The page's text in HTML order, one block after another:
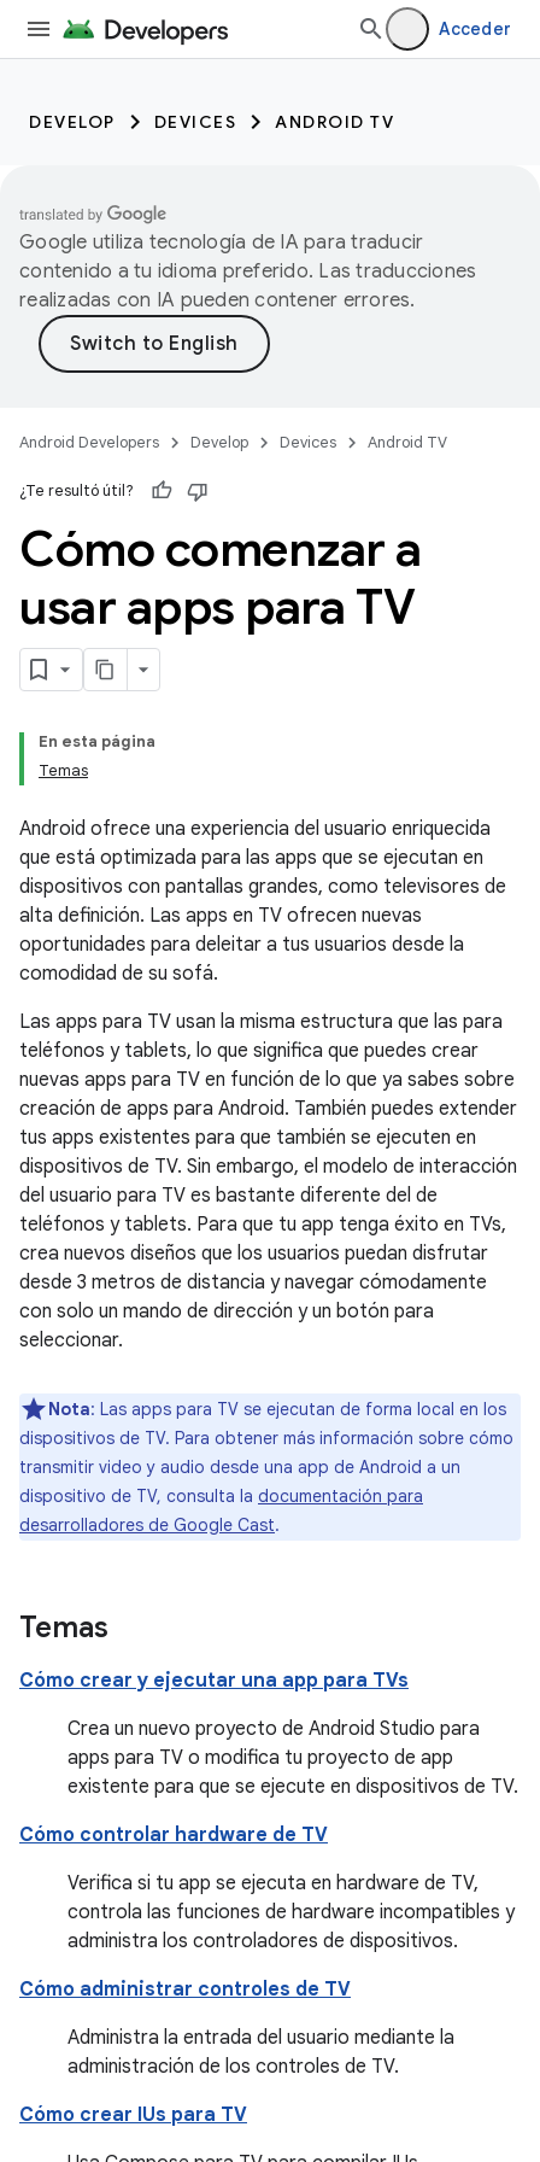
Acceder
DEVELOP DEVICES ANDROID TV
Google utiliza tecnología de IA para traducir
contenido a tu idioma preferido. Las traducciones
realizadas con IA pueden contener errores.
Android Developers Develop Devices Android TV
¿Te resultó útil?
Cómo comenzar a
usar apps para TV
En esta página
Temas
Android ofrece una experiencia del usuario enriquecida
que está optimizada para las apps que se ejecutan en
dispositivos con pantallas grandes, como televisores de
alta definición. Las apps en TV ofrecen nuevas
oportunidades para deleitar a tus usuarios desde la
comodidad de su sofá.
Las apps para TV usan la misma estructura que las para
teléfonos y tablets, lo que significa que puedes crear
nuevas apps para TV en función de lo que ya sabes sobre
creación de apps para Android. También puedes extender
tus apps existentes para que también se ejecuten en
dispositivos de TV. Sin embargo, el modelo de interacción
del usuario para TV es bastante diferente del de
teléfonos y tablets. Para que tu app tenga éxito en TVs,
crea nuevos diseños que los usuarios puedan disfrutar
desde 3 metros de distancia y navegar cómodamente
con solo un mando de dirección y un botón para
seleccionar.
Nota: Las apps para TV se ejecutan de forma local en los
dispositivos de TV. Para obtener más información sobre cómo
transmitir video y audio desde una app de Android a un
dispositivo de TV, consulta la documentación para
desarrolladores de Google Cast.
Temas
Cómo crear y ejecutar una app para TVs
Crea un nuevo proyecto de Android Studio para
apps para TV o modifica tu proyecto de app
existente para que se ejecute en dispositivos de TV.
Cómo controlar hardware de TV
Verifica si tu app se ejecuta en hardware de TV,
controla las funciones de hardware incompatibles y
administra los controladores de dispositivos.
Cómo administrar controles de TV
Administra la entrada del usuario mediante la
administración de los controles de TV.
Cómo crear IUs para TV